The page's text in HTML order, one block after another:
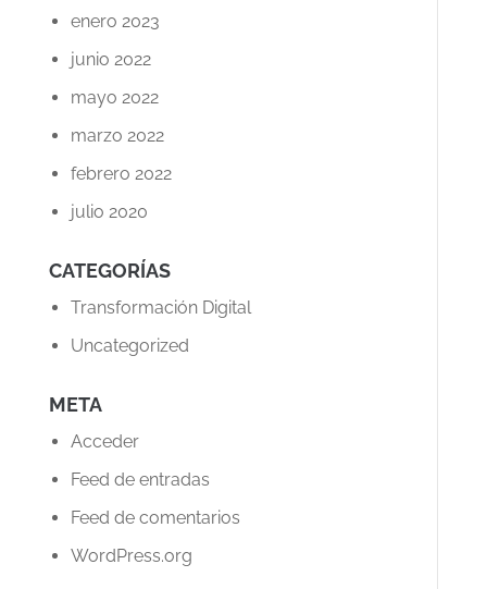
enero 2023
junio 2022
mayo 2022
marzo 2022
febrero 2022
julio 2020
CATEGORÍAS
Transformación Digital
Uncategorized
META
Acceder
Feed de entradas
Feed de comentarios
WordPress.org